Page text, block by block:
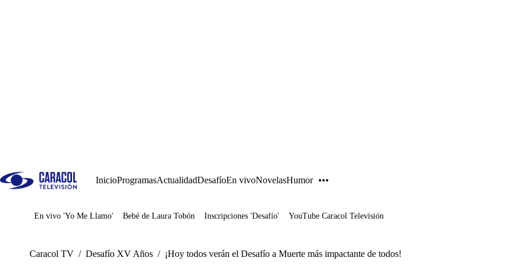
InicioProgramasActualidadDesafíoEn vivoNovelasHumor
Juegos
En vivo 'Yo Me Llamo' Bebé de Laura Tobón Inscripciones 'Desafío' YouTube Caracol Televisión
Caracol TV / Desafío XV Años / ¡Hoy todos verán el Desafío a Muerte más impactante de todos!